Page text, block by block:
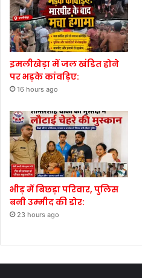
इमलीखेड़ा में जल खंडित होने
पर भड़के कांवड़िए:
16 hours ago
भीड़ में बिछड़ा परिवार, पुलिस
बनी उम्मीद की डोर:
23 hours ago